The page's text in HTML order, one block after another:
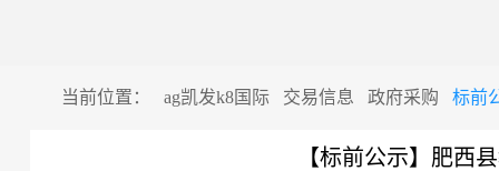
当前位置： ag凯发k8国际 交易信息 政府采购 标前
【标前公示】肥西